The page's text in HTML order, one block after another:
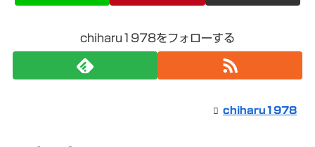
chiharu1978をフォローする
chiharu1978